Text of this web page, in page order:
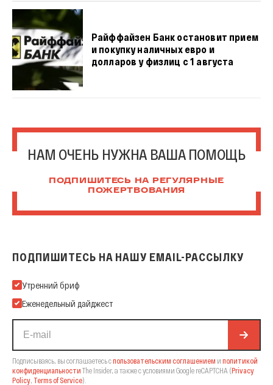
Райффайзен Банк остановит прием
и покупку наличных евро и
долларов у физлиц с 1 августа
НАМ ОЧЕНЬ НУЖНА ВАША ПОМОЩЬ
ПОДПИШИТЕСЬ НА РЕГУЛЯРНЫЕ
ПОЖЕРТВОВАНИЯ
ПОДПИШИТЕСЬ НА НАШУ EMAIL-РАССЫЛКУ
Подпишитесь на нашу Email-рассылку
Утренний бриф
Еженедельный дайджест
Подписываясь, вы соглашаетесь спользовательским соглашением и политикой
конфиденциальности The Insider, а также с условиями Google reCAPTCHA (Privacy
Policy, Terms of Service).